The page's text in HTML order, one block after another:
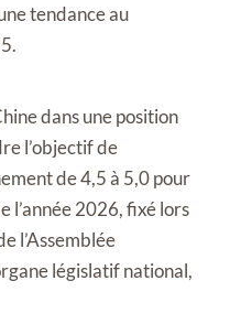
tendance au
dans une position
l’objectif de
de 4,5 à 5,0 pour
l’année 2026, fixé lors
l’Assemblée
législatif national,